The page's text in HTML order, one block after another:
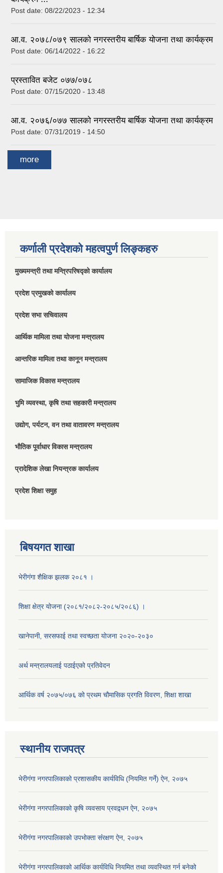
Post date: 08/22/2023 - 12:34
आ.व. २०७८/०७९ सालको नगरस्तरीय बार्षिक योजना तथा कार्यक्रम
Post date: 06/14/2022 - 16:22
प्रस्तावित बजेट ०७७/०७८
Post date: 07/15/2020 - 13:48
आ.व. २०७६/०७७ सालको नगरस्तरीय बार्षिक योजना तथा कार्यक्रम
Post date: 07/31/2019 - 14:50
more
कर्णाली प्रदेशको महत्वपुर्ण लिङ्कहरु
मुख्यमन्त्री तथा मन्त्रिपरिषद्को कार्यालय
प्रदेश प्रमुखको कार्यालय
प्रदेश सभा सचिवालय
आर्थिक मामिला तथा योजना मन्त्रालय
आन्तरिक मामिला तथा कानून मन्त्रालय
सामाजिक विकास मन्त्रालय
भुमि व्यवस्था, कृषि तथा सहकारी मन्त्रालय
उद्योग, पर्यटन, वन तथा वातावरण मन्त्रालय
भौतिक पूर्वाधार विकास मन्त्रालय
प्रादेशिक लेखा नियन्त्रक कार्यालय
प्रदेश शिक्षा समुह
बिषयगत शाखा
भेरीगंगा शैक्षिक झलक २०८१ ।
शिक्षा क्षेत्र योजना (२०८१/२०८२-२०८५/२०८६) ।
खानेपानी, सरसफाई तथा स्वच्छता योजना २०२०-२०३०
अर्थ मन्त्रालयलाई पठाईएको प्रतिवेदन
आर्थिक वर्ष २०७५/०७६ को प्रथम चौमासिक प्रगति विवरण, शिक्षा शाखा
स्थानीय राजपत्र
भेरीगंगा नगरपालिकाको प्रशासकीय कार्यविधि (नियमित गर्ने) ऐन, २०७५
भेरीगंगा नगरपालिकाको कृषि व्यवसाय प्रवद्र्धन ऐन, २०७५
भेरीगंगा नगरपालिकाको उपभोक्ता संंरक्षण ऐन, २०७५
भेरीगंगा नगरपालिकाको आर्थिक कार्यविधि नियमित तथा व्यवस्थित गर्न बनेको